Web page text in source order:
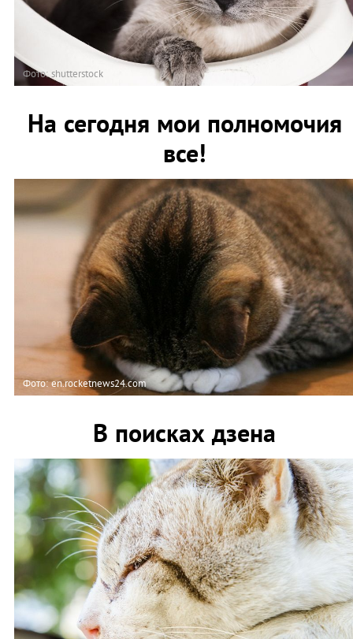
Фото: shutterstock
На сегодня мои полномочия
все!
Фото: en.rocketnews24.com
В поисках дзена